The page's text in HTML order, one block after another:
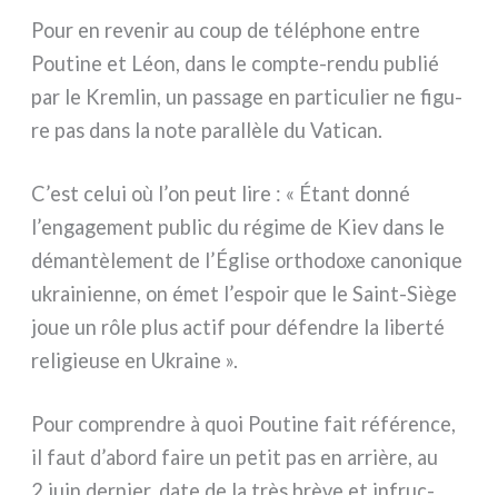
Pour en reve­nir au coup de télé­pho­ne entre
Poutine et Léon, dans le compte-rendu publié
par le Kremlin, un pas­sa­ge en par­ti­cu­lier ne figu­
re pas dans la note paral­lè­le du Vatican.
C’est celui où l’on peut lire : « Étant don­né
l’engagement public du régi­me de Kiev dans le
déman­tè­le­ment de l’Église ortho­do­xe cano­ni­que
ukrai­nien­ne, on émet l’espoir que le Saint-Siège
joue un rôle plus actif pour défen­dre la liber­té
reli­gieu­se en Ukraine ».
Pour com­pren­dre à quoi Poutine fait réfé­ren­ce,
il faut d’abord fai­re un petit pas en arriè­re, au